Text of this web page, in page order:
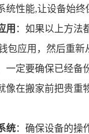
统性能,让设备始终
用 ：如果以上方法
包应用，然后重新
一定要确保已经备
像在搬家前把贵重
统：确保设备的操